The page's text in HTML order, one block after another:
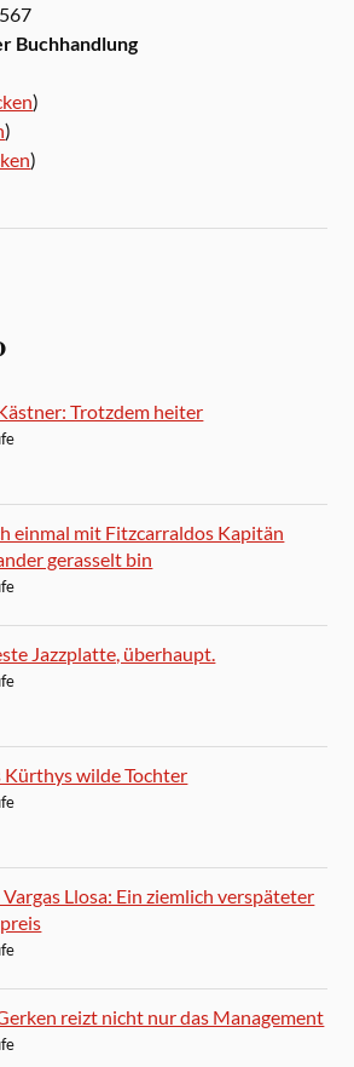
Buchhandlung
)
)
)
Trotzdem heiter
einmal mit Fitzcarraldos Kapitän
gerasselt bin
Jazzplatte, überhaupt.
Kürthys wilde Tochter
Llosa: Ein ziemlich verspäteter
reizt nicht nur das Management